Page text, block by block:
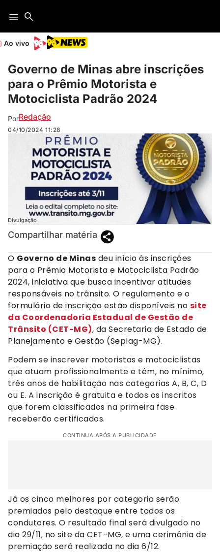
Ao vivo
Governo de Minas abre inscrições
para o Prêmio Motorista e
Motociclista Padrão 2024
PorRedação
04/10/2024 11:28
Divulgação
Compartilhar matéria
O Governo de Minas deu início às inscrições
para o Prêmio Motorista e Motociclista Padrão
2024, iniciativa que busca incentivar atitudes
responsáveis no trânsito. O regulamento e o
formulário de inscrição estão disponíveis no site
da Coordenadoria Estadual de Gestão de
Trânsito (CET-MG), da Secretaria de Estado de
Planejamento e Gestão (Seplag-MG).
Podem se inscrever motoristas e motociclistas
que atuam profissionalmente e têm, no mínimo,
três anos de habilitação nas categorias A, B, C, D
ou E. A inscrição é gratuita e todos os inscritos
que forem classificados na primeira fase
receberão certificados.
CONTINUA APÓS A PUBLICIDADE
Já os cinco melhores por categoria serão
premiados pelo destaque entre todos os
condutores. O resultado final será divulgado no
dia 29/11, no site da CET-MG, e uma cerimônia de
premiação será realizada no dia 6/12.